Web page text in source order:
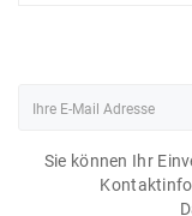
Sie können Ihr